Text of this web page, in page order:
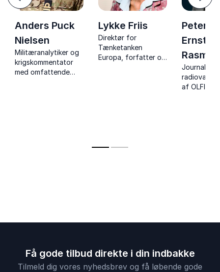
Anders Puck
Nielsen
Militæranalytiker og
krigskommentator
med omfattende
Lykke Friis
Direktør for
Tænketanken
Europa, forfatter og
Peter
Journalist,
radiovært
af OLFI
Få gode tilbud direkte i din indbakke
Tilmeld dig vores nyhedsbrev og få løbende gode